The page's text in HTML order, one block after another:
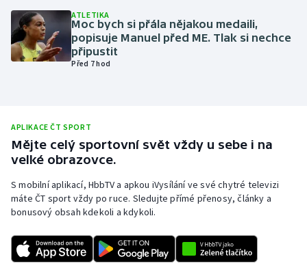
Parasport
Plavání
Rychlobruslení
Rychlostní kanoistika
Short track
Sportovní střelba
ATLETIKA
Moc bych si přála nějakou medaili,
popisuje Manuel před ME. Tlak si nechce
připustit
Před 7 hod
APLIKACE ČT SPORT
Mějte celý sportovní svět vždy u sebe i na
velké obrazovce.
S mobilní aplikací, HbbTV a apkou iVysílání ve své chytré televizi
máte ČT sport vždy po ruce. Sledujte přímé přenosy, články a
bonusový obsah kdekoli a kdykoli.